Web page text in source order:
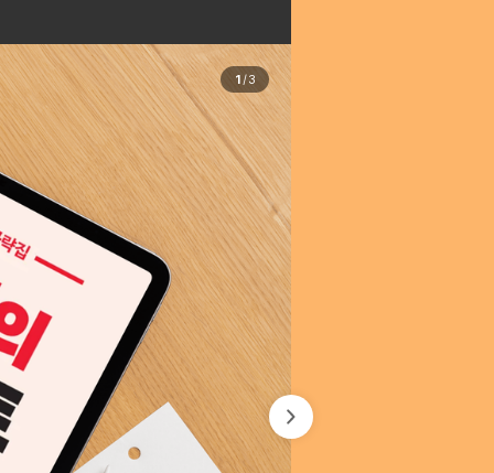
1/3